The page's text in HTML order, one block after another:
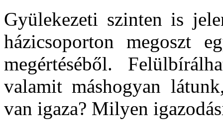
Gyülekezeti szinten is
házicsoporton megoszt
megértéséből.
valamit máshogyan
van igaza? Milyen